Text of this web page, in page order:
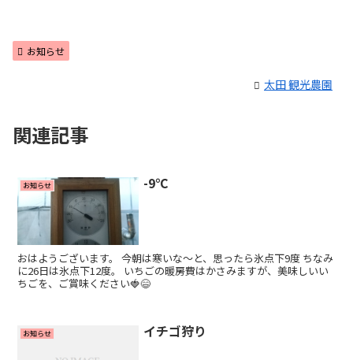
お知らせ
太田 観光農園
関連記事
お知らせ -9℃
おはようございます。 今朝は寒いな～と、思ったら氷点下9度 ちなみ
に26日は氷点下12度。 いちごの暖房費はかさみますが、美味しいい
ちごを、ご賞味ください🍓😄
お知らせ イチゴ狩り